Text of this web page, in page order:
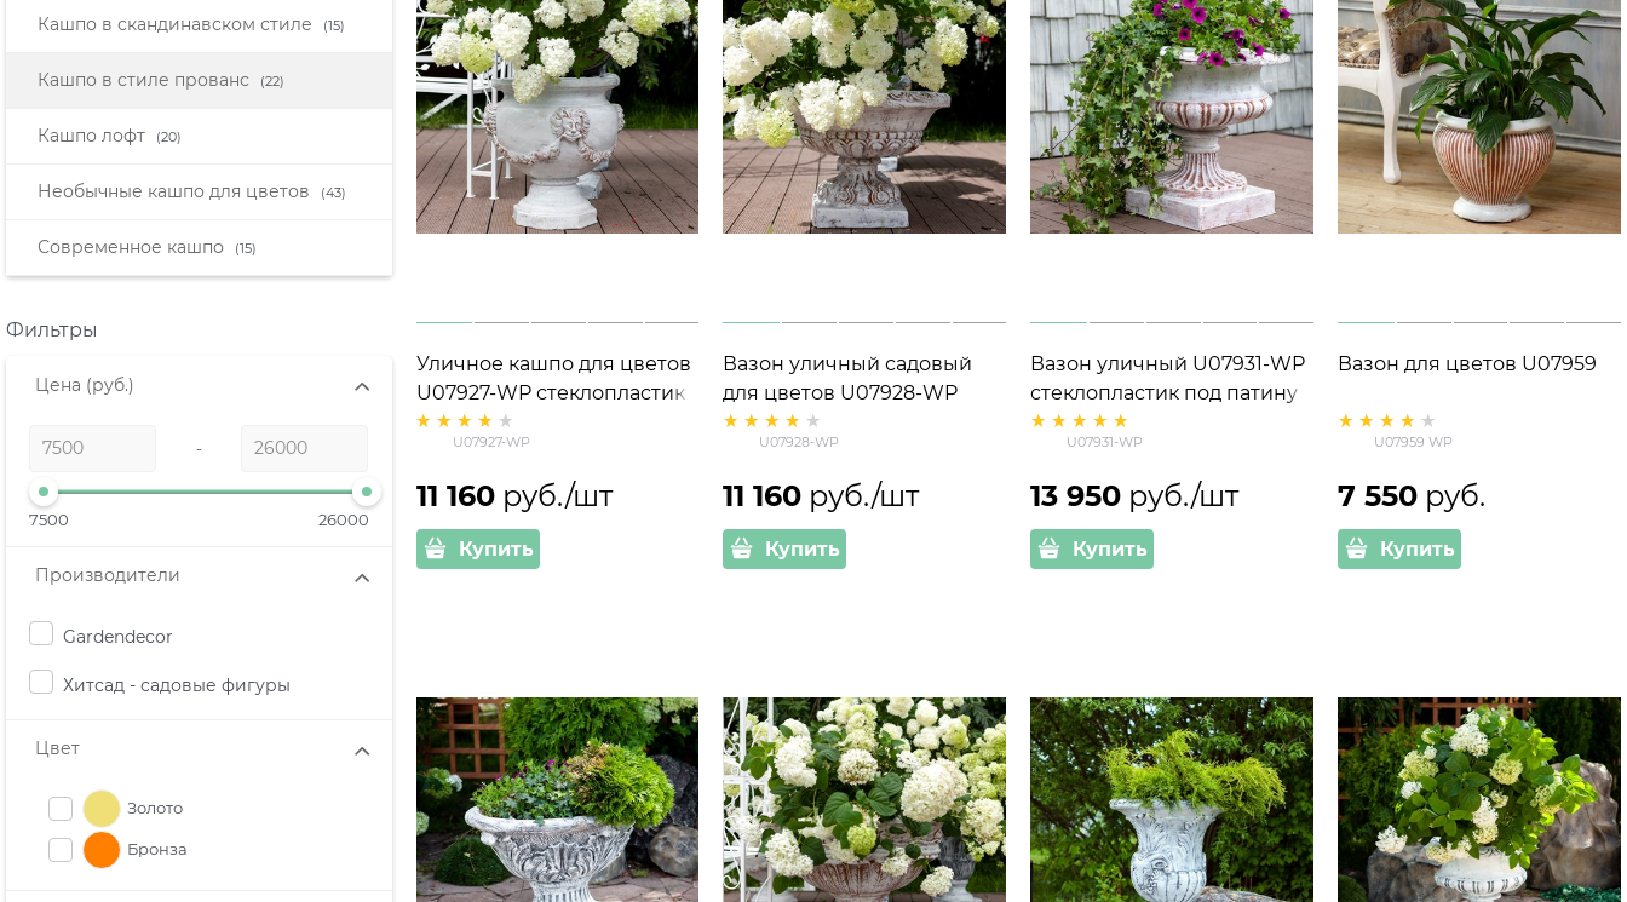
Кашпо в скандинавском стиле (15)
Кашпо в стиле прованс (22)
Кашпо лофт (20)
Необычные кашпо для цветов (43)
Современное кашпо (15)
Фильтры
Цена (руб.)
-
7500 26000
Производители
Gardendecor
Хитсад - садовые фигуры
Цвет
Золото
Бронза
Уличное кашпо для цветов
U07927-WP стеклопластик
под патину h=59 см
U07927-WP
11 160 руб./шт
Купить
Вазон уличный садовый
для цветов U07928-WP
высота 50см
U07928-WP
11 160 руб./шт
Купить
Вазон уличный U07931-WP
стеклопластик под патину
U07931-WP
13 950 руб./шт
Купить
Вазон для цветов U07959
U07959 WP
7 550 руб.
Купить